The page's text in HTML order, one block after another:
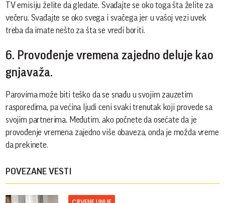
TV emisiju želite da gledate. Svađajte se oko toga šta želite za
večeru. Svađajte se oko svega i svačega jer u vašoj vezi uvek
treba da imate nešto za šta se vredi boriti.
6. Provođenje vremena zajedno deluje kao
gnjavaža.
Parovima može biti teško da se snađu u svojim zauzetim
rasporedima, pa većina ljudi ceni svaki trenutak koji provede sa
svojim partnerima. Međutim, ako počnete da osećate da je
provođenje vremena zajedno više obaveza, onda je možda vreme
da prekinete.
POVEZANE VESTI